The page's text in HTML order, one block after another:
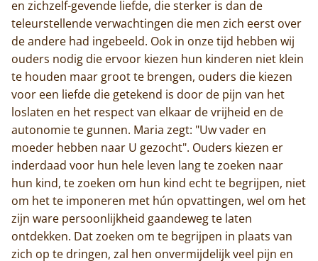
en zichzelf-gevende liefde, die sterker is dan de
teleurstellende verwachtingen die men zich eerst over
de andere had ingebeeld. Ook in onze tijd hebben wij
ouders nodig die ervoor kiezen hun kinderen niet klein
te houden maar groot te brengen, ouders die kiezen
voor een liefde die getekend is door de pijn van het
loslaten en het respect van elkaar de vrijheid en de
autonomie te gunnen. Maria zegt: "Uw vader en
moeder hebben naar U gezocht". Ouders kiezen er
inderdaad voor hun hele leven lang te zoeken naar
hun kind, te zoeken om hun kind echt te begrijpen, niet
om het te imponeren met hún opvattingen, wel om het
zijn ware persoonlijkheid gaandeweg te laten
ontdekken. Dat zoeken om te begrijpen in plaats van
zich op te dringen, zal hen onvermijdelijk veel pijn en